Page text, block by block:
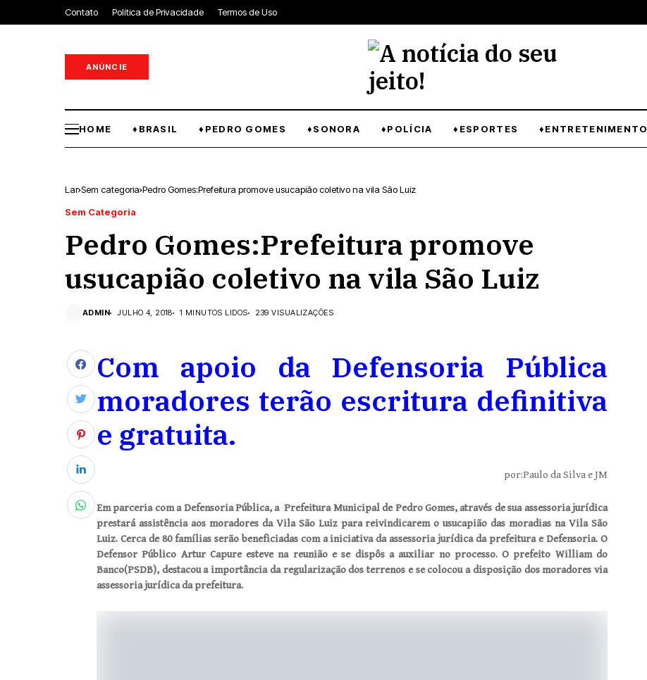
Contato Política de Privacidade Termos de Uso
ANÚNCIE
HOME ♦BRASIL ♦PEDRO GOMES ♦SONORA ♦POLÍCIA ♦ESPORTES ♦ENTRETENIMENTO
Lar Sem categoria Pedro Gomes:Prefeitura promove usucapião coletivo na vila São Luiz
Sem Categoria
Pedro Gomes:Prefeitura promove
usucapião coletivo na vila São Luiz
ADMIN JULHO 4, 2018 1 MINUTOS LIDOS 239 VISUALIZAÇÕES
Com apoio da Defensoria Pública
moradores terão escritura definitiva
e gratuita.
por:Paulo da Silva e JM
Em parceria com a Defensoria Pública, a Prefeitura Municipal de Pedro Gomes, através de sua assessoria jurídica
prestará assistência aos moradores da Vila São Luiz para reivindicarem o usucapião das moradias na Vila São
Luiz. Cerca de 80 famílias serão beneficiadas com a iniciativa da assessoria jurídica da prefeitura e Defensoria. O
Defensor Público Artur Capure esteve na reunião e se dispôs a auxiliar no processo. O prefeito William do
Banco(PSDB), destacou a importância da regularização dos terrenos e se colocou a disposição dos moradores via
assessoria jurídica da prefeitura.